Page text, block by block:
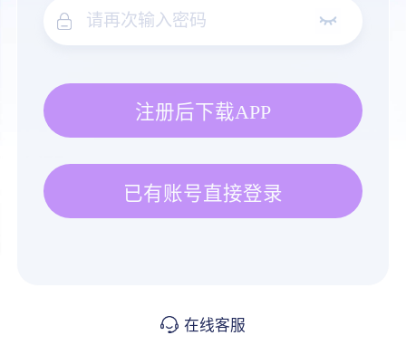
注册后下载APP
已有账号直接登录
在线客服